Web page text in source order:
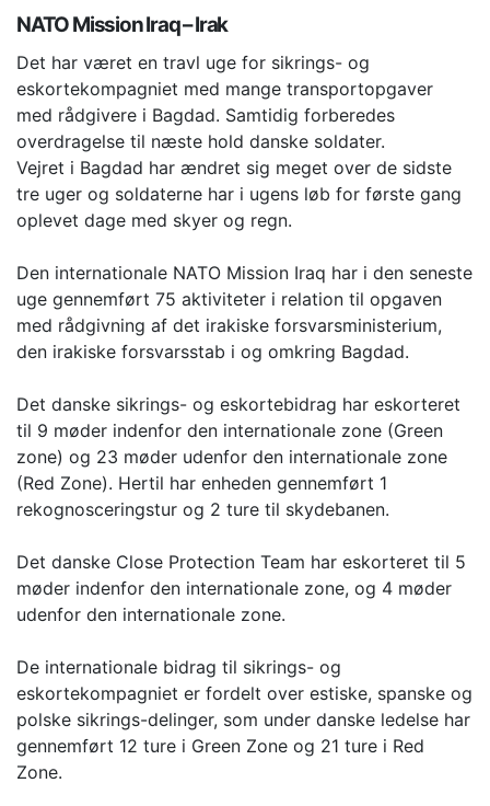
NATO Mission Iraq – Irak
Det har været en travl uge for sikrings- og
eskortekompagniet med mange transportopgaver
med rådgivere i Bagdad. Samtidig forberedes
overdragelse til næste hold danske soldater.
Vejret i Bagdad har ændret sig meget over de sidste
tre uger og soldaterne har i ugens løb for første gang
oplevet dage med skyer og regn.
Den internationale NATO Mission Iraq har i den seneste
uge gennemført 75 aktiviteter i relation til opgaven
med rådgivning af det irakiske forsvarsministerium,
den irakiske forsvarsstab i og omkring Bagdad.
Det danske sikrings- og eskortebidrag har eskorteret
til 9 møder indenfor den internationale zone (Green
zone) og 23 møder udenfor den internationale zone
(Red Zone). Hertil har enheden gennemført 1
rekognosceringstur og 2 ture til skydebanen.
Det danske Close Protection Team har eskorteret til 5
møder indenfor den internationale zone, og 4 møder
udenfor den internationale zone.
De internationale bidrag til sikrings- og
eskortekompagniet er fordelt over estiske, spanske og
polske sikrings-delinger, som under danske ledelse har
gennemført 12 ture i Green Zone og 21 ture i Red
Zone.